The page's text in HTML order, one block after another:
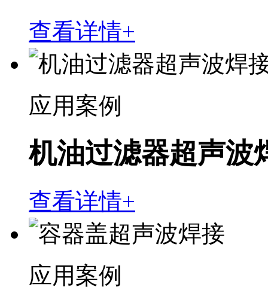
查看详情+
应用案例
机油过滤器超声波
查看详情+
应用案例